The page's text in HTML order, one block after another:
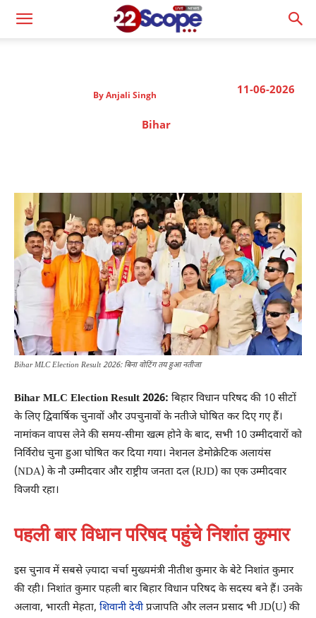
11-06-2026
By Anjali Singh
Bihar
Bihar MLC Election Result 2026: बिना वोटिंग तय हुआ नतीजा
Bihar MLC Election Result 2026: बिहार विधान परिषद की 10 सीटों
के लिए द्विवार्षिक चुनावों और उपचुनावों के नतीजे घोषित कर दिए गए हैं।
नामांकन वापस लेने की समय-सीमा खत्म होने के बाद, सभी 10 उम्मीदवारों को
निर्विरोध चुना हुआ घोषित कर दिया गया। नेशनल डेमोक्रेटिक अलायंस
(NDA) के नौ उम्मीदवार और राष्ट्रीय जनता दल (RJD) का एक उम्मीदवार
विजयी रहा।
पहली बार विधान परिषद पहुंचे निशांत कुमार
इस चुनाव में सबसे ज़्यादा चर्चा मुख्यमंत्री नीतीश कुमार के बेटे निशांत कुमार
की रही। निशांत कुमार पहली बार बिहार विधान परिषद के सदस्य बने हैं। उनके
अलावा, भारती मेहता, शिवानी देवीप्रजापति और ललन प्रसाद भी JD(U) की